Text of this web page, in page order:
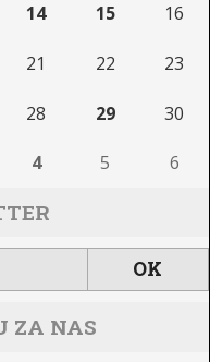
14 15 16
21 22 23
28 29 30
4 5 6
ZA NAS